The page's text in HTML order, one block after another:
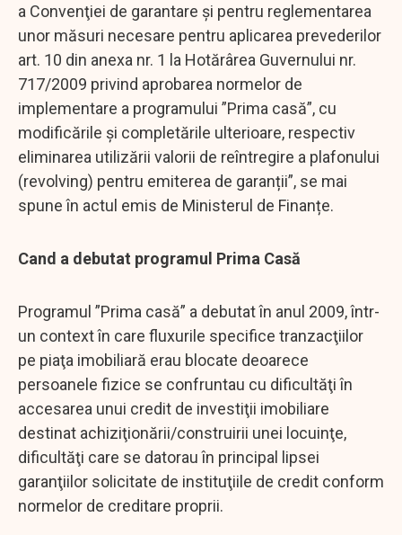
a Convenţiei de garantare şi pentru reglementarea
unor măsuri necesare pentru aplicarea prevederilor
art. 10 din anexa nr. 1 la Hotărârea Guvernului nr.
717/2009 privind aprobarea normelor de
implementare a programului ”Prima casă”, cu
modificările și completările ulterioare, respectiv
eliminarea utilizării valorii de reîntregire a plafonului
(revolving) pentru emiterea de garanții”, se mai
spune în actul emis de Ministerul de Finanțe.
Cand a debutat programul Prima Casă
Programul ”Prima casă” a debutat în anul 2009, într-
un context în care fluxurile specifice tranzacţiilor
pe piaţa imobiliară erau blocate deoarece
persoanele fizice se confruntau cu dificultăţi în
accesarea unui credit de investiţii imobiliare
destinat achiziţionării/construirii unei locuinţe,
dificultăţi care se datorau în principal lipsei
garanţiilor solicitate de instituţiile de credit conform
normelor de creditare proprii.